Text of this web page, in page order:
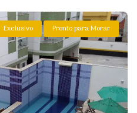
Exclusivo Pronto para Morar